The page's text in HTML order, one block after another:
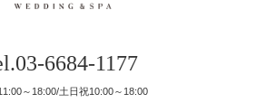
6684-1177
～18:00/土日祝10:00～18:00